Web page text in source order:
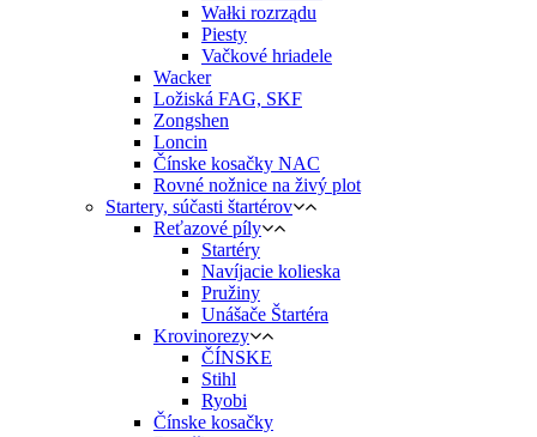
Wałki rozrządu
Piesty
Vačkové hriadele
Wacker
Ložiská FAG, SKF
Zongshen
Loncin
Čínske kosačky NAC
Rovné nožnice na živý plot
Startery, súčasti štartérov
Reťazové píly
Startéry
Navíjacie kolieska
Pružiny
Unášače Štartéra
Krovinorezy
ČÍNSKE
Stihl
Ryobi
Čínske kosačky